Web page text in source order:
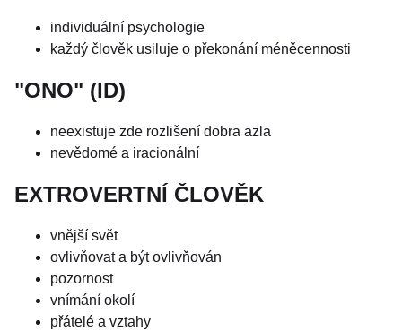
individuální psychologie
každý člověk usiluje o překonání méněcennosti
"ONO" (ID)
neexistuje zde rozlišení dobra azla
nevědomé a iracionální
EXTROVERTNÍ ČLOVĚK
vnější svět
ovlivňovat a být ovlivňován
pozornost
vnímání okolí
přátelé a vztahy